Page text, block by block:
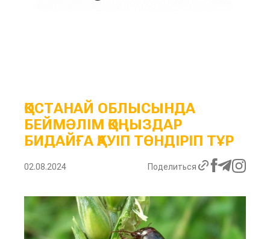
ҚОСТАНАЙ ОБЛЫСЫНДА
БЕЙМӘЛІМ ҚОҢЫЗДАР
БИДАЙҒА ҚАУІП ТӨНДІРІП ТҰР
02.08.2024 Поделиться